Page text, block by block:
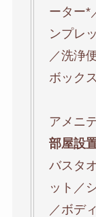
ーター*
ンプレ
／洗浄
ボック
アメニ
部屋設
バスタ
ット／
／ボデ